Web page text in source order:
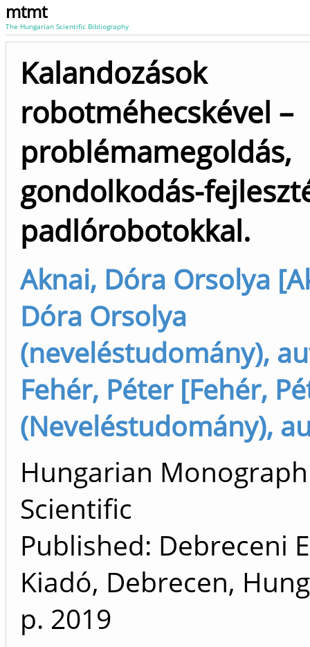
mtmt
The Hungarian Scientific Bibliography
Kalandozások
robotméhecskével –
problémamegoldás,
gondolkodás-
padlórobotokkal.
Aknai, Dóra Orsolya
Dóra Orsolya
(neveléstudomány),
Fehér, Péter [Fehér,
(Neveléstudomány),
Hungarian
Scientific
Published: Debreceni
Kiadó, Debrecen,
p. 2019